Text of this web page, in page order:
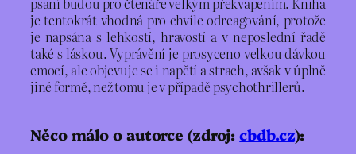
je tentokrát vhodná pro chvíle odreagování, protože
je napsána s lehkostí, hravostí a v neposlední řadě
také s láskou. Vyprávění je prosyceno velkou dávkou
emocí, ale objevuje se i napětí a strach, avšak v úplně
jiné formě, než tomu je v případě psychothrillerů.
Něco málo o autorce (zdroj:cbdb.cz):